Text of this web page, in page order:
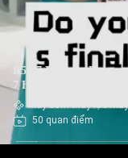
R55-7 Belparts
7 Hydraulic Main
Máy bơm thủy lực
50 quan điểm